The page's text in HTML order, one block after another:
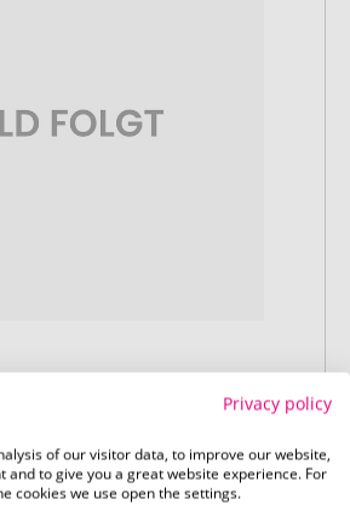
of ontwerp op onze
(checkout) en rond uw
u op dit moment
bestand beschikbaar
Privacy policy
of our visitor data, to improve our website,
and to give you a great website experience. For
cookies we use open the settings.